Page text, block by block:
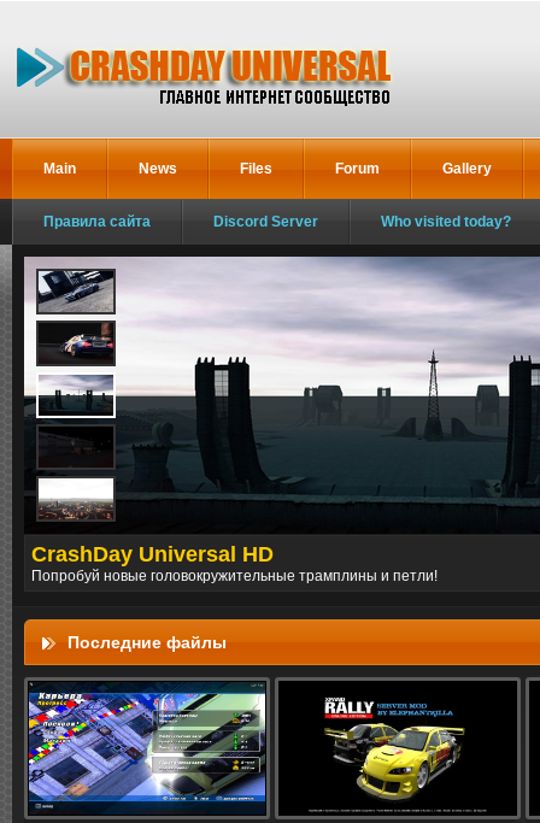
Main News Files Forum Gallery
Правила сайта Discord Server Who visited today?
CrashDay Universal HD
Попробуй новые головокружительные трамплины и петли!
Последние файлы